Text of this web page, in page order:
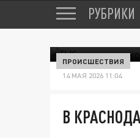
РУБРИКИ
ПРОИСШЕСТВИЯ
14 МАЯ 2026 11:04
В